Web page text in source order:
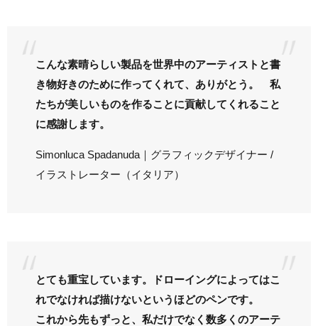
こんな素晴らしい製品を世界中のアーティストと書
き物好きのために作ってくれて、ありがとう。 私
たちが美しいものを作ることに貢献してくれること
に感謝します。
Simonluca Spadanuda｜グラフィックデザイナー /
イラストレーター（イタリア）
とても重宝しています。ドローイングによってはこ
れでなければ描けないというほどのペンです。
これから先もずっと、私だけでなく数多くのアーテ